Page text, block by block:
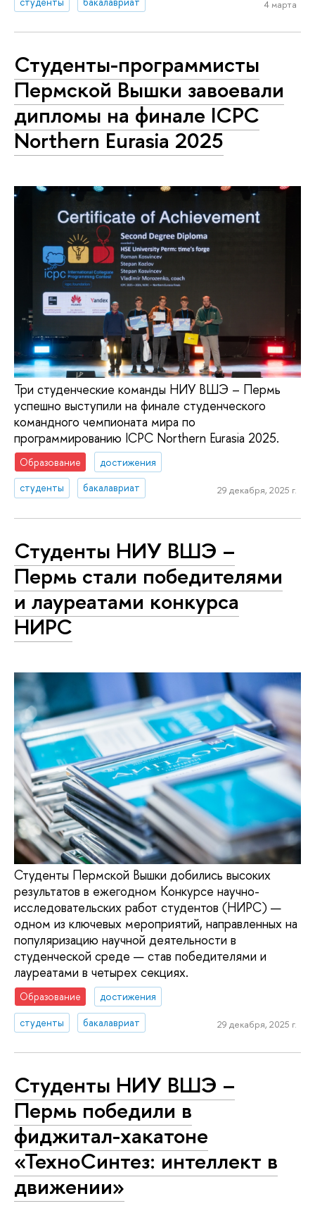
4 марта
Студенты-программисты
Пермской Вышки завоевали
дипломы на финале ICPC
Northern Eurasia 2025
Три студенческие команды НИУ ВШЭ – Пермь
успешно выступили на финале студенческого
командного чемпионата мира по
программированию ICPC Northern Eurasia 2025.
Образование
достижения
студенты
бакалавриат 29 декабря, 2025 г.
Студенты НИУ ВШЭ –
Пермь стали победителями
и лауреатами конкурса
НИРС
Студенты Пермской Вышки добились высоких
результатов в ежегодном Конкурсе научно-
исследовательских работ студентов (НИРС) —
одном из ключевых мероприятий, направленных на
популяризацию научной деятельности в
студенческой среде — став победителями и
лауреатами в четырех секциях.
Образование
достижения
студенты
бакалавриат 29 декабря, 2025 г.
Студенты НИУ ВШЭ –
Пермь победили в
фиджитал-хакатоне
«ТехноСинтез: интеллект в
движении»